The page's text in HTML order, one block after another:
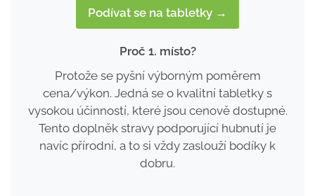
Podívat se na tabletky →
Proč 1. místo?
Protože se pyšní výborným poměrem
cena/výkon. Jedná se o kvalitní tabletky s
vysokou účinností, které jsou cenově dostupné.
Tento doplněk stravy podporující hubnutí je
navíc přírodní, a to si vždy zaslouží bodíky k
dobru.